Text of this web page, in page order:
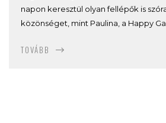
napon keresztül olyan fellépők is
közönséget, mint Paulina, a Happy
TOVÁBB